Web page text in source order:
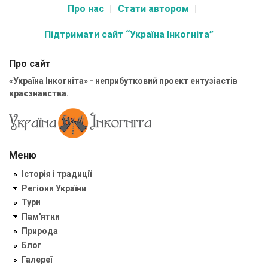
Про нас Стати автором
Підтримати сайт “Україна Інкогніта”
Про сайт
«Україна Інкогніта» - неприбутковий проект ентузіастів
краєзнавства.
Меню
Історія і традиції
Регіони України
Тури
Пам'ятки
Природа
Блог
Галереї